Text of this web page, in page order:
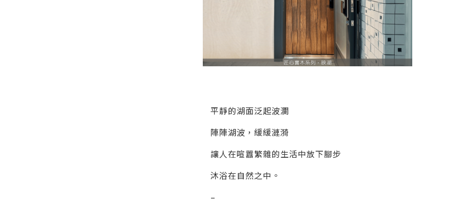
平靜的湖面泛起波瀾
陣陣湖波，緩緩漣漪
讓人在喧囂繁雜的生活中放下腳步
沐浴在自然之中。
–